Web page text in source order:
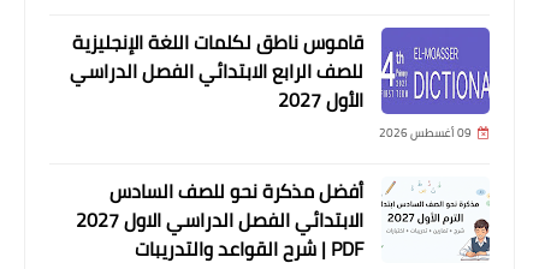
قاموس ناطق لكلمات اللغة الإنجليزية
للصف الرابع الابتدائي الفصل الدراسي
الأول 2027
09 أغسطس 2026
أفضل مذكرة نحو للصف السادس
الابتدائي الفصل الدراسي الاول 2027
PDF | شرح القواعد والتدريبات